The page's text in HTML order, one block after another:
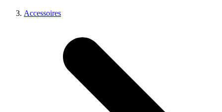
Accessoires